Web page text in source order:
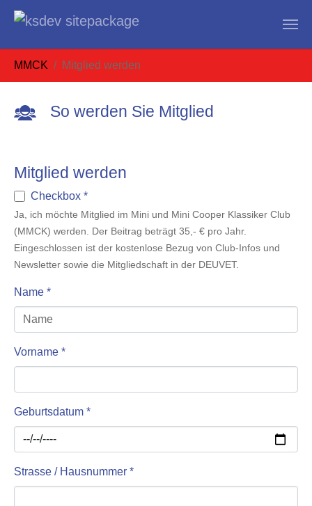
MMCK Mitglied werden
So werden Sie Mitglied
Mitglied werden
Checkbox *
Ja, ich möchte Mitglied im Mini und Mini Cooper Klassiker Club
(MMCK) werden. Der Beitrag beträgt 35,- € pro Jahr.
Eingeschlossen ist der kostenlose Bezug von Club-Infos und
Newsletter sowie die Mitgliedschaft in der DEUVET.
Name *
Vorname *
Geburtsdatum *
Strasse / Hausnummer *